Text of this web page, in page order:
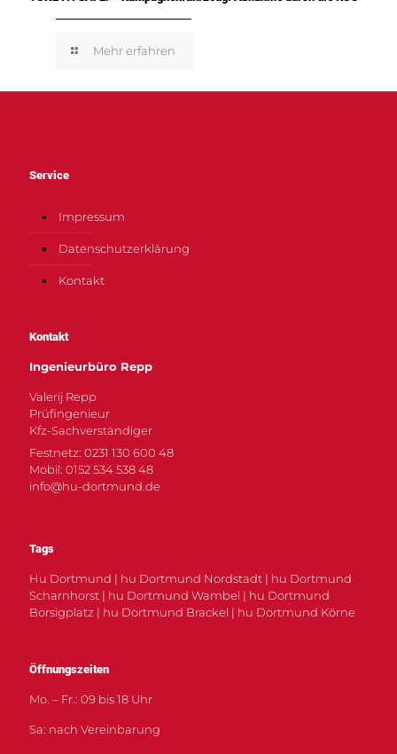
Mehr erfahren
Service
Impressum
Datenschutzerklärung
Kontakt
Kontakt
Ingenieurbüro Repp
Valerij Repp
Prüfingenieur
Kfz-Sachverständiger
Festnetz: 0231 130 600 48
Mobil: 0152 534 538 48
info@hu-dortmund.de
Tags
Hu Dortmund | hu Dortmund Nordstadt | hu Dortmund
Scharnhorst | hu Dortmund Wambel | hu Dortmund
Borsigplatz | hu Dortmund Brackel | hu Dortmund Körne
Öffnungszeiten
Mo. – Fr.: 09 bis 18 Uhr
Sa: nach Vereinbarung